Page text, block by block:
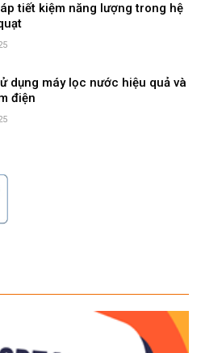
tiết kiệm năng lượng trong hệ
dụng máy lọc nước hiệu quả và
điện